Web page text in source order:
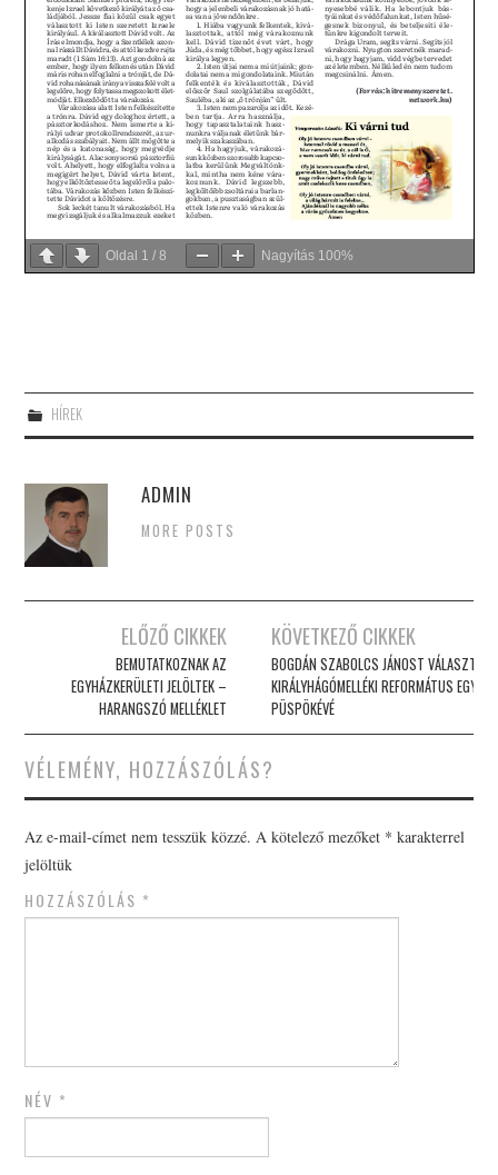
Oldal 1 /8 Nagyítás 100%
HÍREK
ADMIN
MORE POSTS
navigation
ELŐZŐ CIKKEK
BEMUTATKOZNAK AZ
EGYHÁZKERÜLETI JELÖLTEK –
HARANGSZÓ MELLÉKLET
KÖVETKEZŐ CIKKEK
BOGDÁN SZABOLCS JÁNOST
KIRÁLYHÁGÓMELLÉKI REFORMÁTUS
PÜSPÖKÉVÉ
VÉLEMÉNY, HOZZÁSZÓLÁS?
Az e-mail-címet nem tesszük közzé. A kötelező mezőket * karakterrel
jelöltük
HOZZÁSZÓLÁS *
NÉV *